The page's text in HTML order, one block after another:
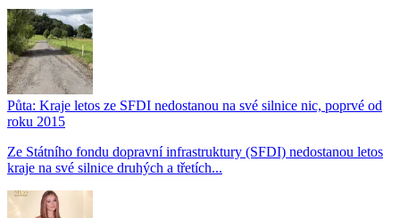
Půta: Kraje letos ze SFDI nedostanou na své silnice nic, poprvé od
roku 2015
Ze Státního fondu dopravní infrastruktury (SFDI) nedostanou letos
kraje na své silnice druhých a třetích...